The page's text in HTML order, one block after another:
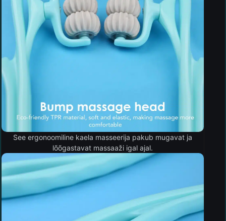
See ergonoomiline kaela masseerija pakub mugavat ja
lõõgastavat massaaži igal ajal.